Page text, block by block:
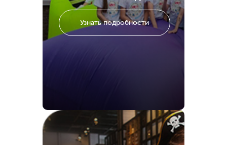
Узнать подробности